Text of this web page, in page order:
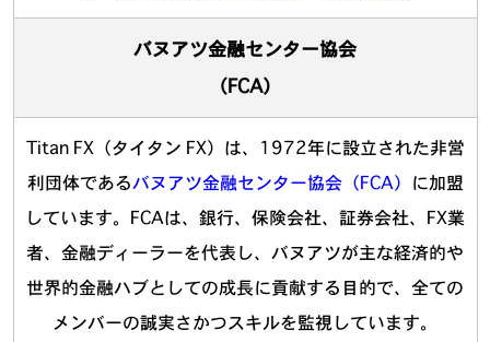
バヌアツ金融センター協会
（FCA）
Titan FX（タイタン FX）は、1972年に設立された非営
利団体であるバヌアツ金融センター協会（FCA） に加盟
しています。FCAは、銀行、保険会社、証券会社、FX業
者、金融ディーラーを代表し、バヌアツが主な経済的や
世界的金融ハブとしての成長に貢献する目的で、全ての
メンバーの誠実さかつスキルを監視しています。